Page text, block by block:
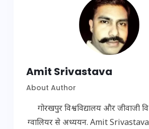
Amit Srivastava
About Author
गोरखपुर विश्वविद्यालय और जीवाजी
ग्वालियर से अध्ययन. Amit